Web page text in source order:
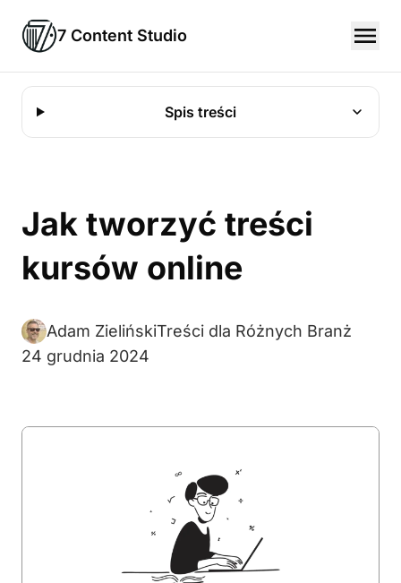
7 Content Studio
Spis treści
Jak tworzyć treści
kursów online
Adam ZielińskiTreści dla Różnych Branż
24 grudnia 2024